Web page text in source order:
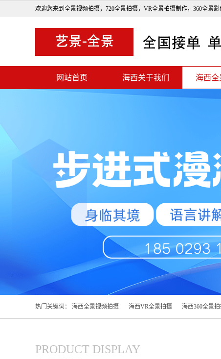
欢迎您来到全景视频拍摄，720全景拍摄，VR全景拍摄制作，360全景影
网站首页 海西关于我们 海西全
热门关键词： 海西全景视频拍摄 海西VR全景拍摄 海西360全景
PRODUCT DISPLAY